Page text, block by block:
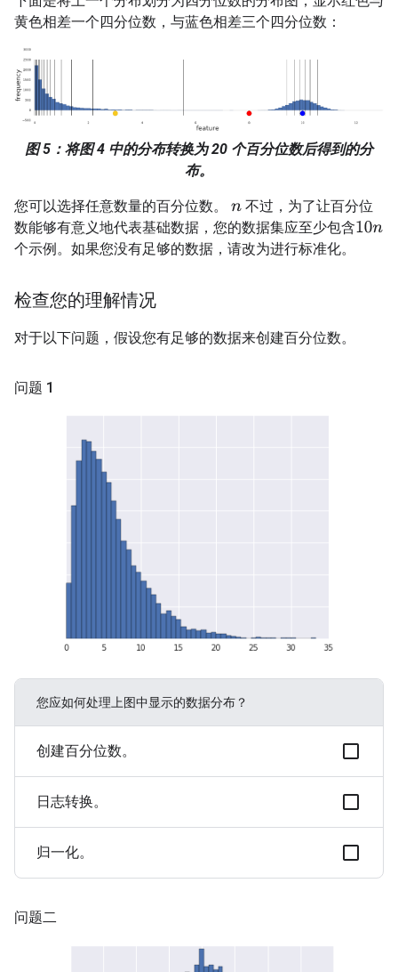
黄色相差一个四分位数，与蓝色相差三个四分位数：
图 5：将图 4 中的分布转换为 20 个百分位数后得到的分
布。
您可以选择任意数量的百分位数。 n不过，为了让百分位
数能够有意义地代表基础数据，您的数据集应至少包含10n
个示例。如果您没有足够的数据，请改为进行标准化。
检查您的理解情况
对于以下问题，假设您有足够的数据来创建百分位数。
问题 1
您应如何处理上图中显示的数据分布？
创建百分位数。
日志转换。
归一化。
问题二